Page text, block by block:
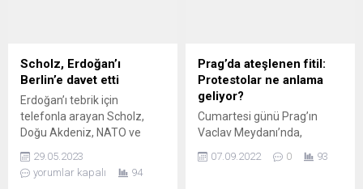
Scholz, Erdoğan’ı
Berlin’e davet etti
Erdoğan’ı tebrik için
telefonla arayan Scholz,
Doğu Akdeniz, NATO ve
Türkiye-Avrupa Birliği gibi
konuları ele almak üzere
Cumhurbaşkanı’nı Berlin’e
29.05.2023
yorumlar kapalı
94
Prag’da ateşlenen fitil:
Protestolar ne anlama
geliyor?
Cumartesi günü Prag’ın
Vaclav Meydanı’nda,
enflasyonu, korona aşılarını
ve göçmen kabulünü
07.09.2022 0 93